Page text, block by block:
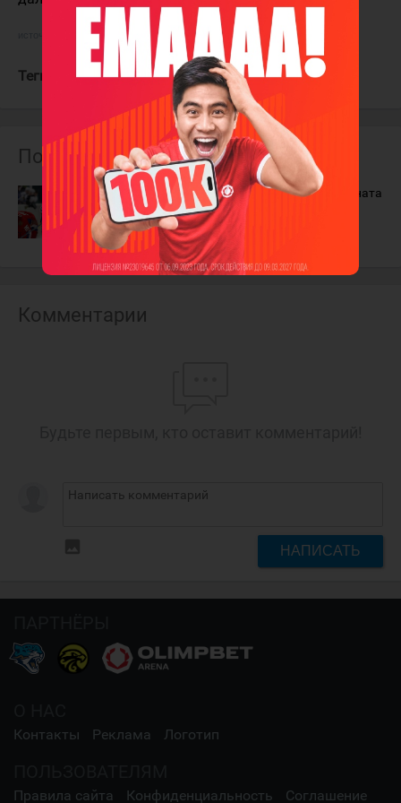
ХК "Торпедо"
Теги: Коваленко Олег
Похожие материалы
Олег Коваленко: "Высокий уровень чемпионата
Казахстана требует соответствующей
подготовки"
29 июля 2015 года
Комментарии
НАПИСАТЬ
Контакты Реклама Логотип
Правила сайта Конфиденциальность Соглашение